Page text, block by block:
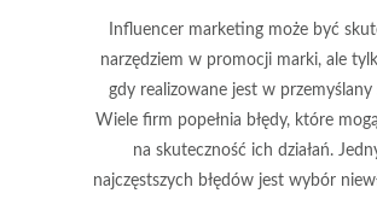
Influencer marketing może być
narzędziem w promocji marki, ale
gdy realizowane jest w przemyślany
Wiele firm popełnia błędy, które
na skuteczność ich działań.
najczęstszych błędów jest wybór